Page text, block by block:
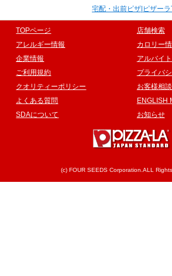
宅配・出前ピザ|ピザーラ
TOPページ
店舗検索
アレルギー情報
カロリー
企業情報
アルバイ
ご利用規約
プライバ
クオリティーポリシー
お客様相
よくある質問
ENGLISH
SDAについて
お知らせ
(c) FOUR SEEDS Corporation.ALL